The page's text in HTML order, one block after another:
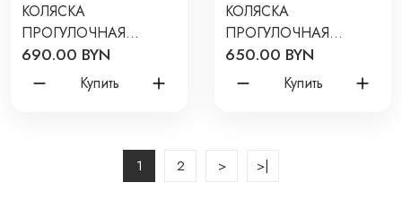
КОЛЯСКА
ПРОГУЛОЧНАЯ
CARRELLO BRAVO LITE
ЦВЕТ: FLAX GREEN
690.00 BYN
Купить
КОЛЯСКА
ПРОГУЛОЧНАЯ
CARRELLO BRAVO PU
ЦВЕТ: METAL GREY
650.00 BYN
Купить
1 2 > >|